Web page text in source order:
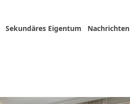
Sekundäres Eigentum Nachrichten